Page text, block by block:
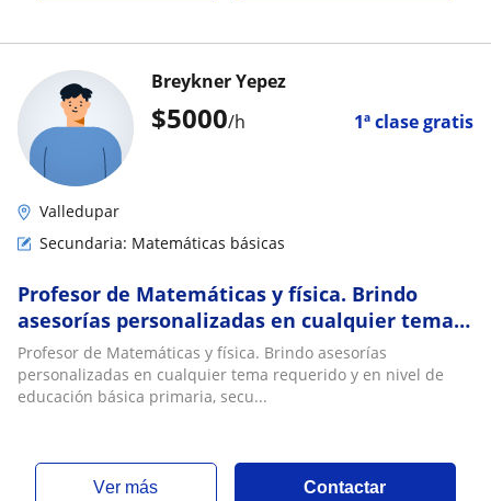
$5000/h 1ª clase gratis
Breykner Yepez
Valledupar
Secundaria: Matemáticas básicas
Profesor de Matemáticas y física. Brindo
asesorías personalizadas en cualquier tema
requerido y en nivel de educación básica
primaria, secundaria y universitario
Profesor de Matemáticas y física. Brindo asesorías
personalizadas en cualquier tema requerido y en nivel de
educación básica primaria, secu...
ver más Contactar